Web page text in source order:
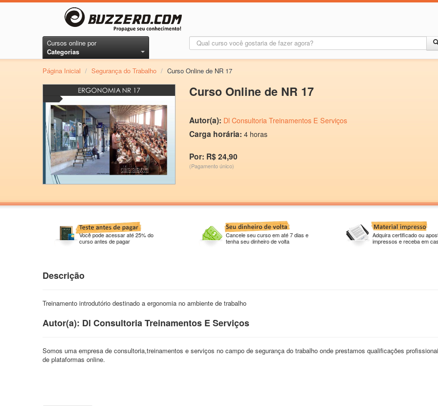
Cursos online por
Categorias
Página Inicial / Segurança do Trabalho / Curso Online de NR 17
Curso Online de NR 17
Autor(a): Dl Consultoria Treinamentos E Serviços
Carga horária: 4 horas
Por: R$ 24,90
(Pagamento único)
Você pode acessar até 25% do
curso antes de pagar
Cancele seu curso em até 7 dias e
tenha seu dinheiro de volta
Adquira certificado ou
impressos e receba em
Descrição
Treinamento introdutório destinado a ergonomia no ambiente de trabalho
Autor(a): Dl Consultoria Treinamentos E Serviços
Somos uma empresa de consultoria,treinamentos e serviços no campo de segurança do trabalho onde prestamos qualificações
de plataformas online.